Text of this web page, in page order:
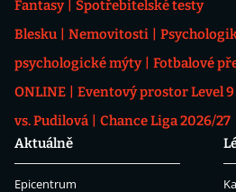
Fantasy
Spotřebitelské testy
Blesku
Nemovitosti
psychologické mýty
Fotbalové
ONLINE
Eventový prostor Level 9
vs. Pudilová
Chance Liga 2026/27
Aktuálně
Epicentrum